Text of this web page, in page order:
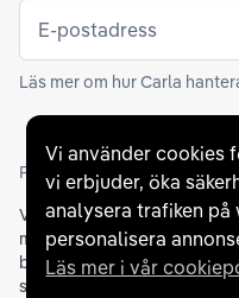
Vi använder cookies
vi erbjuder, öka
analysera trafiken på
personalisera
Läs mer i vår
E-postadress
Läs mer om hur Carla
Partners och betallösningar
Vi samarbetar medflertalet
möjliga finansieringslösning
betalningsmetoder. För att
samarbetar vi med Folksam